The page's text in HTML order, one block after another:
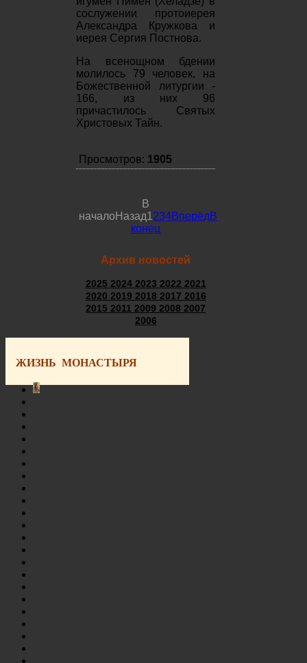
сослужении протоиерея
Александра Кружкова и
иерея Сергия Постнова.
На всенощном бдении
молилось 79 человек, на
Божественной литургии -
166, из них 96
причастилось Святых
Христовых Тайн.
Просмотров: 1905
В
начало Назад1234ВперёдВ
конец
Архив новостей
2025 2024 2023 2022 2021
2020 2019 2018 2017 2016
20152011200920082007
2006
ЖИЗНЬ МОНАСТЫРЯ